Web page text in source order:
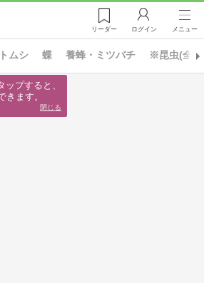
リーダー ログイン メニュー
※昆虫(全
ムシ 蝶 養蜂・ミツバチ
ップすると、
きます。
閉じる